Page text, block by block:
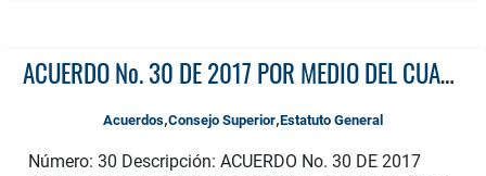
ACUERDO No. 30 DE 2017 POR MEDIO DEL CUAL SE ACLARA EL ACUERDO 46 DE 2007 QUE MODIFICA EL ESTATUTO GENERAL Y FLEXIBILIZA LA REPRESENTACIÓN DE LOS EGRESADOS EN LOS CONSEJOS DE FACULTAD
Acuerdos,Consejo Superior,Estatuto General
Número: 30 Descripción: ACUERDO No. 30 DE 2017